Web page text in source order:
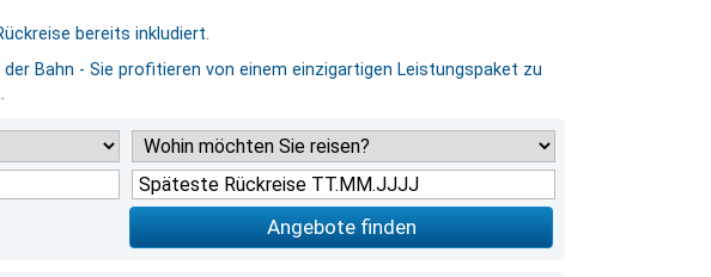
bereits inkludiert.
Bahn - Sie profitieren von einem einzigartigen Leistungspaket zu
Angebote finden